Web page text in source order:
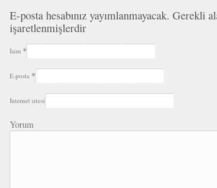
E-posta hesabınız yayımlanmayacak. Gerekli
işaretlenmişlerdir
İsim *
E-posta *
İnternet sitesi
Yorum